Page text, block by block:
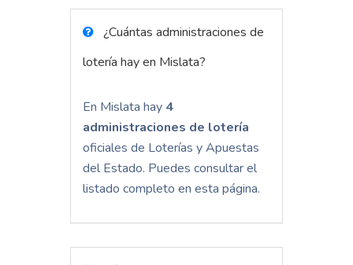
¿Cuántas administraciones de
lotería hay en Mislata?
En Mislata hay 4
administraciones de lotería
oficiales de Loterías y Apuestas
del Estado. Puedes consultar el
listado completo en esta página.